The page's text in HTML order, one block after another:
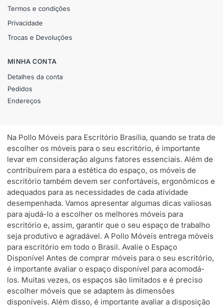
Termos e condições
Privacidade
Trocas e Devoluções
MINHA CONTA
Detalhes da conta
Pedidos
Endereços
Na Pollo Móveis para Escritório Brasília, quando se trata de
escolher os móveis para o seu escritório, é importante
levar em consideração alguns fatores essenciais. Além de
contribuírem para a estética do espaço, os móveis de
escritório também devem ser confortáveis, ergonômicos e
adequados para as necessidades de cada atividade
desempenhada. Vamos apresentar algumas dicas valiosas
para ajudá-lo a escolher os melhores móveis para
escritório e, assim, garantir que o seu espaço de trabalho
seja produtivo e agradável. A Pollo Móveis entrega móveis
para escritório em todo o Brasil. Avalie o Espaço
Disponível Antes de comprar móveis para o seu escritório,
é importante avaliar o espaço disponível para acomodá-
los. Muitas vezes, os espaços são limitados e é preciso
escolher móveis que se adaptem às dimensões
disponíveis. Além disso, é importante avaliar a disposição